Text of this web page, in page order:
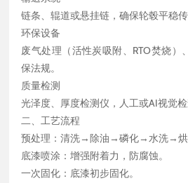
链条、辊道或悬挂链，确保轮毂平稳传
环保设备
废气处理（活性炭吸附、RTO焚烧）
保法规。
质量检测
光泽度、厚度检测仪，人工或AI视觉检
二、工艺流程
预处理：清洗→除油→磷化→水洗→烘
底漆喷涂：增强附着力，防腐蚀。
一次固化：底漆初步固化。